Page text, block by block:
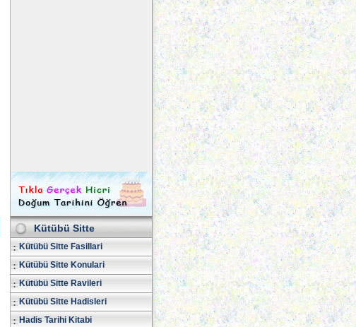
Kütübü Sitte
Kütübü Sitte Fasillari
Kütübü Sitte Konulari
Kütübü Sitte Ravileri
Kütübü Sitte Hadisleri
Hadis Tarihi Kitabi